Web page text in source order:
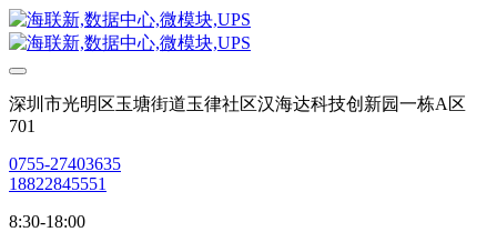
深圳市光明区玉塘街道玉律社区汉海达科技创新园一栋A区
701
0755-27403635
18822845551
8:30-18:00